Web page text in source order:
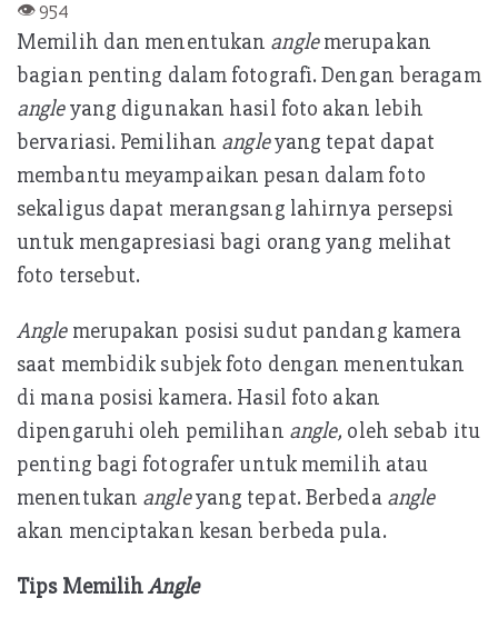
b
oo
k
itt
er s
A
p
p
Memilih dan menentukan anglemerupakan
bagian penting dalam fotografi. Dengan beragam
angleyang digunakan hasil foto akan lebih
bervariasi. Pemilihan angleyang tepat dapat
membantu meyampaikan pesan dalam foto
sekaligus dapat merangsang lahirnya persepsi
untuk mengapresiasi bagi orang yang melihat
foto tersebut.
Angle merupakan posisi sudut pandang kamera
saat membidik subjek foto dengan menentukan
di mana posisi kamera. Hasil foto akan
dipengaruhi oleh pemilihan angle, oleh sebab itu
penting bagi fotografer untuk memilih atau
menentukan angleyang tepat. Berbeda angle
akan menciptakan kesan berbeda pula.
Tips MemilihAngle